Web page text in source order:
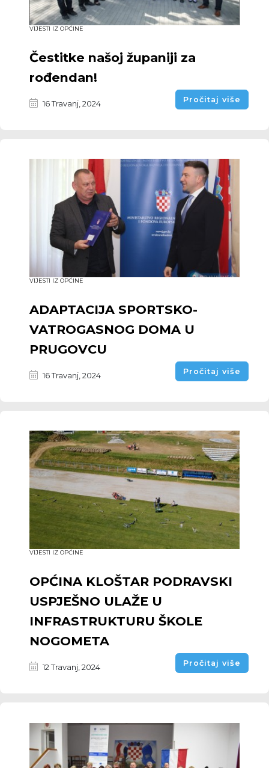
VIJESTI IZ OPĆINE
Čestitke našoj županiji za
rođendan!
16 Travanj, 2024 Pročitaj više
VIJESTI IZ OPĆINE
ADAPTACIJA SPORTSKO-
VATROGASNOG DOMA U
PRUGOVCU
16 Travanj, 2024 Pročitaj više
VIJESTI IZ OPĆINE
OPĆINA KLOŠTAR PODRAVSKI
USPJEŠNO ULAŽE U
INFRASTRUKTURU ŠKOLE
NOGOMETA
12 Travanj, 2024 Pročitaj više